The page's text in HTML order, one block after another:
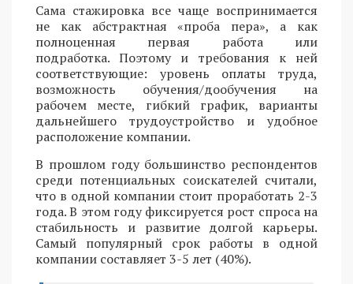
Сама стажировка все чаще воспринимается
не как абстрактная «проба пера», а как
полноценная первая работа или
подработка. Поэтому и требования к ней
соответствующие: уровень оплаты труда,
возможность обучения/дообучения на
рабочем месте, гибкий график, варианты
дальнейшего трудоустройство и удобное
расположение компании.
В прошлом году большинство респондентов
среди потенциальных соискателей считали,
что в одной компании стоит проработать 2-3
года. В этом году фиксируется рост спроса на
стабильность и развитие долгой карьеры.
Самый популярный срок работы в одной
компании составляет 3-5 лет (40%).